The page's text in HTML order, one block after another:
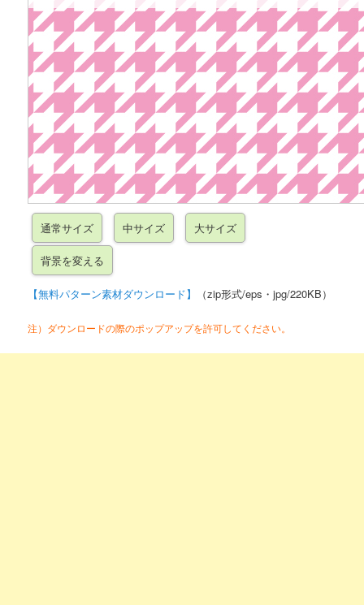
【無料パターン素材ダウンロード】 （zip形式/eps・jpg/220KB）
注）ダウンロードの際のポップアップを許可してください。